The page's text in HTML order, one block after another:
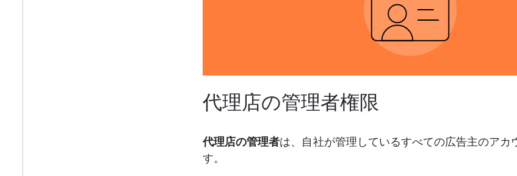
代理店の管理者権限
代理店の管理者は、自社が管理しているすべての広告主のアカ
す。